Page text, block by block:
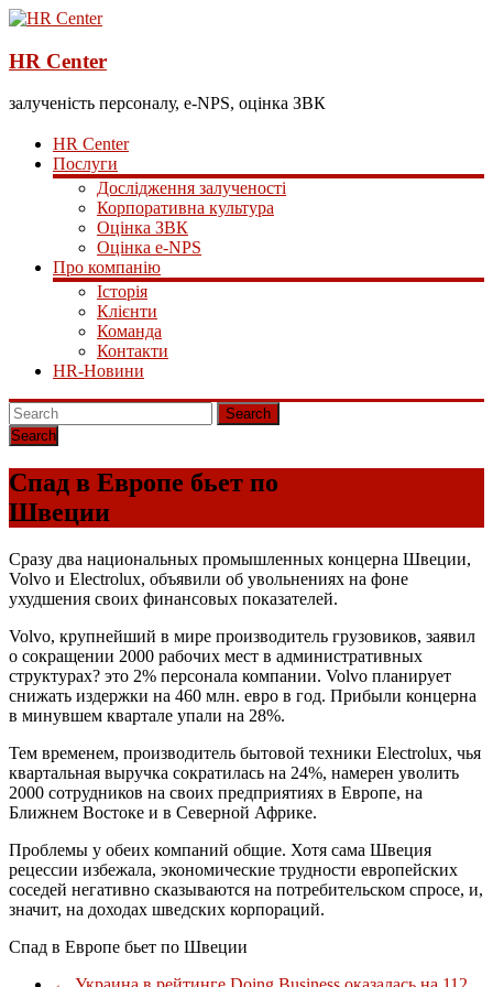
HR Center
залученість персоналу, e-NPS, оцінка ЗВК
HR Center
Послуги
Дослідження залученості
Корпоративна культура
Оцінка ЗВК
Оцінка e-NPS
Про компанію
Історія
Клієнти
Команда
Контакти
HR-Новини
Search
Спад в Европе бьет по
Швеции
Сразу два национальных промышленных концерна Швеции,
Volvo и Electrolux, объявили об увольнениях на фоне
ухудшения своих финансовых показателей.
Volvo, крупнейший в мире производитель грузовиков, заявил
о сокращении 2000 рабочих мест в административных
структурах? это 2% персонала компании. Volvo планирует
снижать издержки на 460 млн. евро в год. Прибыли концерна
в минувшем квартале упали на 28%.
Тем временем, производитель бытовой техники Electrolux, чья
квартальная выручка сократилась на 24%, намерен уволить
2000 сотрудников на своих предприятиях в Европе, на
Ближнем Востоке и в Северной Африке.
Проблемы у обеих компаний общие. Хотя сама Швеция
рецессии избежала, экономические трудности европейских
соседей негативно сказываются на потребительском спросе, и,
значит, на доходах шведских корпораций.
Спад в Европе бьет по Швеции